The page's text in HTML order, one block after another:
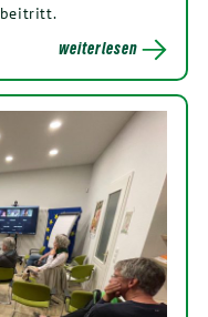
beitritt.
weiterlesen